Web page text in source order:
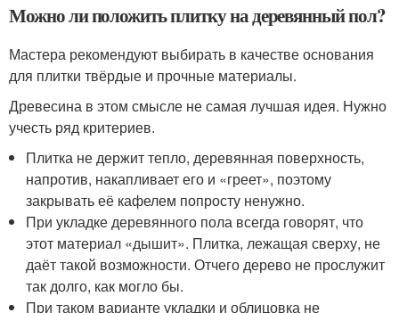
Можно ли положить плитку на деревянный пол?
Мастера рекомендуют выбирать в качестве основания
для плитки твёрдые и прочные материалы.
Древесина в этом смысле не самая лучшая идея. Нужно
учесть ряд критериев.
Плитка не держит тепло, деревянная поверхность,
напротив, накапливает его и «греет», поэтому
закрывать её кафелем попросту ненужно.
При укладке деревянного пола всегда говорят, что
этот материал «дышит». Плитка, лежащая сверху, не
даёт такой возможности. Отчего дерево не прослужит
так долго, как могло бы.
При таком варианте укладки и облицовка не